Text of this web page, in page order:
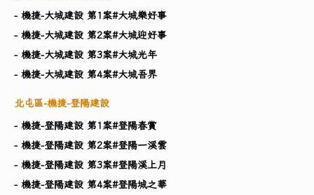
- 機捷-大城建設 第1案#大城樂好事
- 機捷-大城建設 第2案#大城迎好事
- 機捷-大城建設 第3案#大城光年
- 機捷-大城建設 第4案#大城吾界
北屯區-機捷-登陽建設
- 機捷-登陽建設 第1案#登陽春賞
- 機捷-登陽建設 第2案#登陽一溪雲
- 機捷-登陽建設 第3案#登陽溪上月
- 機捷-登陽建設 第4案#登陽城之華